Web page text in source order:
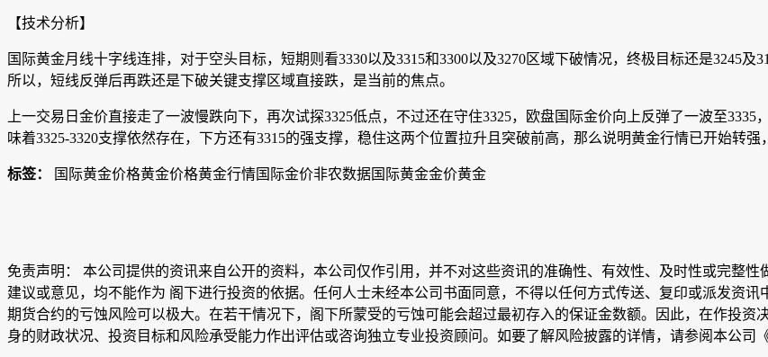
【技术分析】
国际黄金月线十字线连排，对于空头目标，短期则看3330以及3315和3300以及3270区域下破情况，终极目标还是3245及
所以，短线反弹后再跌还是下破关键支撑区域直接跌，是当前的焦点。
上一交易日金价直接走了一波慢跌向下，再次试探3325低点，不过还在守住3325，欧盘国际金价向上反弹了一波至
味着3325-3320支撑依然存在，下方还有3315的强支撑，稳住这两个位置拉升且突破前高，那么说明黄金行情已开始转强
标签： 国际黄金价格黄金价格黄金行情国际金价非农数据国际黄金金价黄金
免责声明： 本公司提供的资讯来自公开的资料，本公司仅作引用，并不对这些资讯的准确性、有效性、及时性或完整
建议或意见，均不能作为 阁下进行投资的依据。任何人士未经本公司书面同意，不得以任何方式传送、复印或派发资
期货合约的亏蚀风险可以极大。在若干情况下，阁下所蒙受的亏蚀可能会超过最初存入的保证金数额。因此，在作投
身的财政状况、投资目标和风险承受能力作出评估或咨询独立专业投资顾问。如要了解风险披露的详情，请参阅本公司